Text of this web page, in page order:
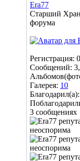
Era77
Старший
форума
Регистрация:
Сообщений:
Галерея: 10
3 сообщениях